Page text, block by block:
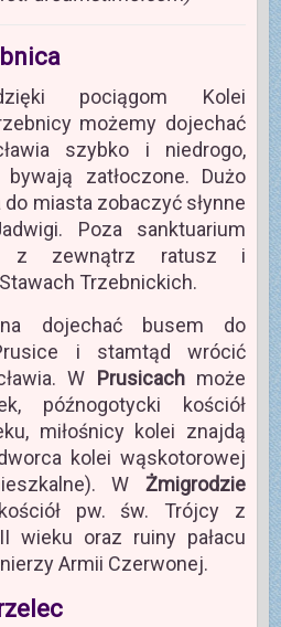
pociągom Kolei
możemy dojechać
szybko i niedrogo,
zatłoczone. Dużo
miasta zobaczyć słynne
Poza sanktuarium
z zewnątrz ratusz i
Trzebnickich.
dojechać busem do
i stamtąd wrócić
W Prusicachmoże
późnogotycki kościół
miłośnicy kolei znajdą
kolei wąskotorowej
WŻmigrodzie
pw. św. Trójcy z
wieku oraz ruiny pałacu
Armii Czerwonej.